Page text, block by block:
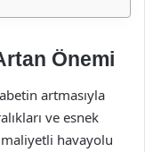
Önemi
artmasıyla
ve esnek
maliyetli havayolu